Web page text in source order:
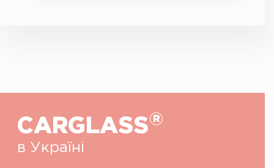
CARGLASS®
в Україні